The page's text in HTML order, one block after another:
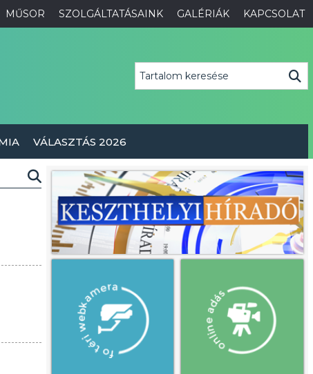
MŰSOR SZOLGÁLTATÁSAINK GALÉRIÁK KAPCSOLAT
VÁLASZTÁS 2026